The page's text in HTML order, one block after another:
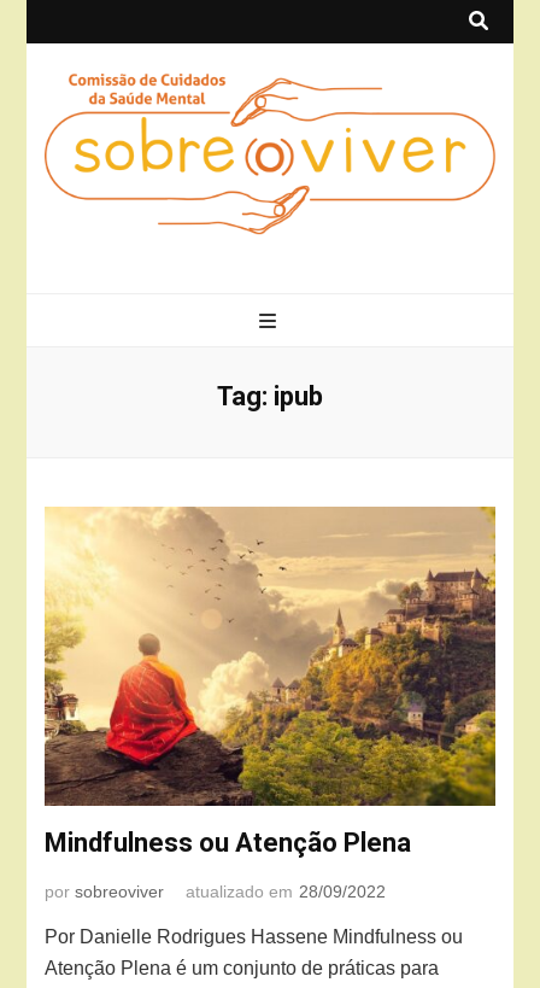
Tag: ipub
Mindfulness ou Atenção Plena
porsobreoviver atualizado em 28/09/2022
Por Danielle Rodrigues Hassene Mindfulness ou
Atenção Plena é um conjunto de práticas para